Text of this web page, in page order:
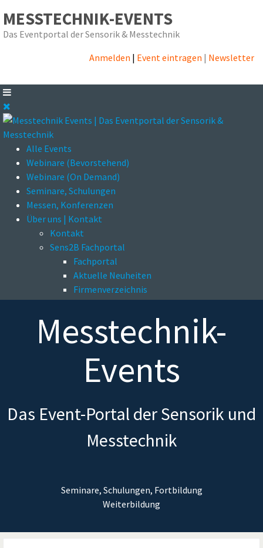
MESSTECHNIK-EVENTS
Das Eventportal der Sensorik & Messtechnik
Anmelden | Event eintragen | Newsletter
Alle Events
Webinare (Bevorstehend)
Webinare (On Demand)
Seminare, Schulungen
Messen, Konferenzen
Über uns | Kontakt
Kontakt
Sens2B Fachportal
Fachportal
Aktuelle Neuheiten
Firmenverzeichnis
Messtechnik-
Events
Das Event-Portal der Sensorik und
Messtechnik
Seminare, Schulungen, Fortbildung
Weiterbildung